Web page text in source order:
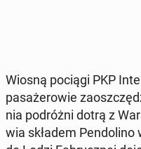
Wiosną pociągi PKP
pa­sa­że­ro­wie
nia po­dróż­ni dotrą z
wia składem